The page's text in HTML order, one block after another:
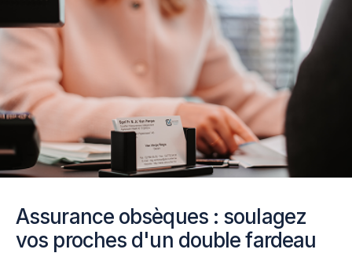
Assurance obsèques : soulagez
vos proches d'un double fardeau